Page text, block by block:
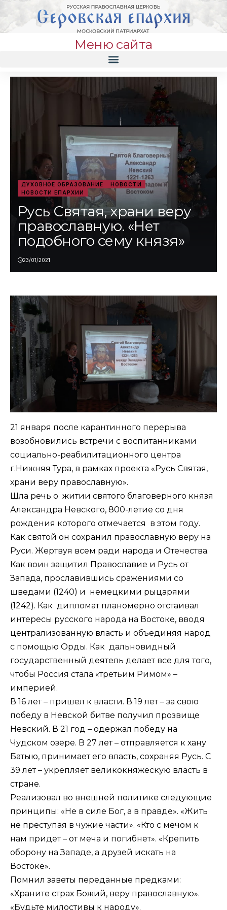
Меню сайта
ДУХОВНОЕ ОБРАЗОВАНИЕ
НОВОСТИ
НОВОСТИ ЕПАРХИИ
Русь Святая, храни веру
православную. «Нет
подобного сему князя»
23/01/2021
21 января после карантинного перерыва
возобновились встречи с воспитанниками
социально-реабилитационного центра
г.Нижняя Тура, в рамках проекта «Русь Святая,
храни веру православную».
Шла речь о житии святого благоверного князя
Александра Невского, 800-летие со дня
рождения которого отмечается в этом году.
Как святой он сохранил православную веру на
Руси. Жертвуя всем ради народа и Отечества.
Как воин защитил Православие и Русь от
Запада, прославившись сражениями со
шведами (1240) и немецкими рыцарями
(1242). Как дипломат планомерно отстаивал
интересы русского народа на Востоке, вводя
централизованную власть и объединяя народ
с помощью Орды. Как дальновидный
государственный деятель делает все для того,
чтобы Россия стала «третьим Римом» –
империей.
В 16 лет – пришел к власти. В 19 лет – за свою
победу в Невской битве получил прозвище
Невский. В 21 год – одержал победу на
Чудском озере. В 27 лет – отправляется к хану
Батыю, принимает его власть, сохраняя Русь. С
39 лет – укрепляет великокняжескую власть в
стране.
Реализовал во внешней политике следующие
принципы: «Не в силе Бог, а в правде». «Жить
не преступая в чужие части». «Кто с мечом к
нам придет – от меча и погибнет». «Крепить
оборону на Западе, а друзей искать на
Востоке».
Помнил заветы переданные предками:
«Храните страх Божий, веру православную».
«Будьте милостивы к народу».